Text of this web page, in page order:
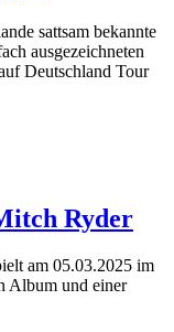
sattsam bekannte
ausgezeichneten
Deutschland Tour
Ryder
am 05.03.2025 im
Album und einer